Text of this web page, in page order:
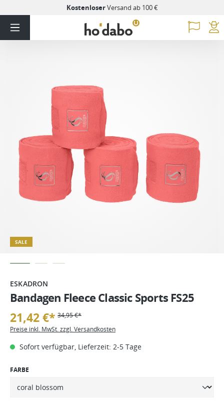
KostenloserVersand ab 100 €
SALE
ESKADRON
Bandagen Fleece Classic Sports FS25
21,42 €* 34,95 €*
Preise inkl. MwSt. zzgl. Versandkosten
Sofort verfügbar, Lieferzeit: 2-5 Tage
FARBE